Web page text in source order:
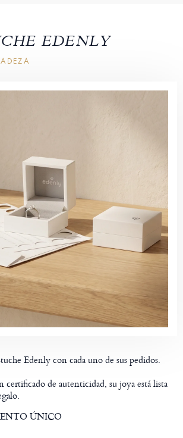
EDENLY
Edenly con cada uno de sus pedidos.
certificado de autenticidad, su joya está lista
ÚNICO